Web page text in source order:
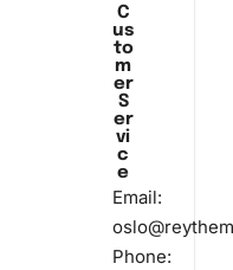
C
us
to
m
er
S
er
vi
c
e
Email:
Phone: